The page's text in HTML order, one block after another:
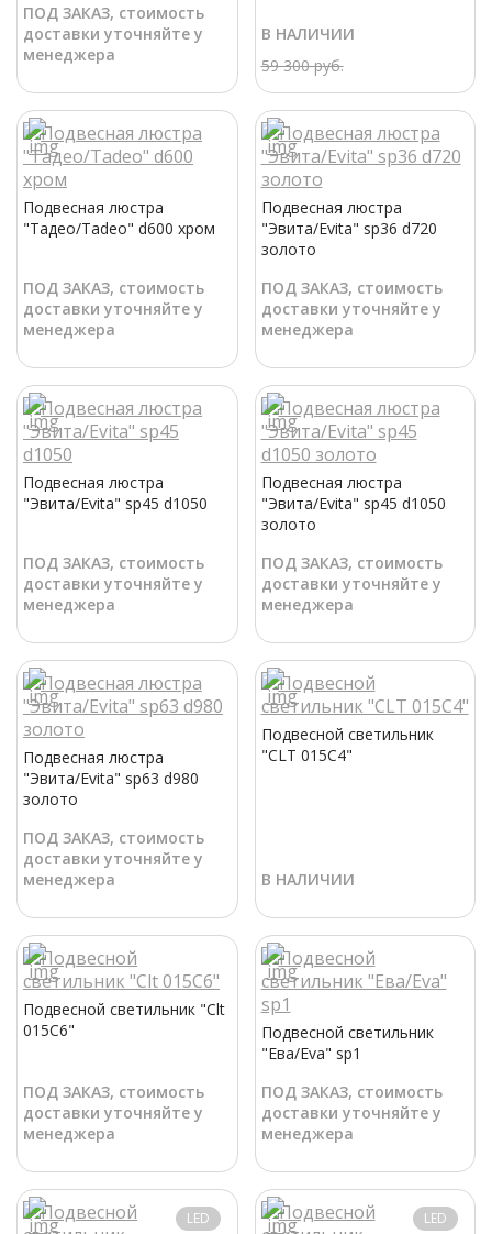
ПОД ЗАКАЗ, стоимость
доставки уточняйте у
менеджера
В НАЛИЧИИ
59 300 руб.
Подвесная люстра
"Тадео/Tadeo" d600 хром
ПОД ЗАКАЗ, стоимость
доставки уточняйте у
менеджера
Подвесная люстра
"Эвита/Evita" sp36 d720
золото
ПОД ЗАКАЗ, стоимость
доставки уточняйте у
менеджера
Подвесная люстра
"Эвита/Evita" sp45 d1050
ПОД ЗАКАЗ, стоимость
доставки уточняйте у
менеджера
Подвесная люстра
"Эвита/Evita" sp45 d1050
золото
ПОД ЗАКАЗ, стоимость
доставки уточняйте у
менеджера
Подвесная люстра
"Эвита/Evita" sp63 d980
золото
ПОД ЗАКАЗ, стоимость
доставки уточняйте у
менеджера
Подвесной светильник
"CLT 015C4"
В НАЛИЧИИ
Подвесной светильник "Clt
015C6"
ПОД ЗАКАЗ, стоимость
доставки уточняйте у
менеджера
Подвесной светильник
"Ева/Eva" sp1
ПОД ЗАКАЗ, стоимость
доставки уточняйте у
менеджера
LED LED